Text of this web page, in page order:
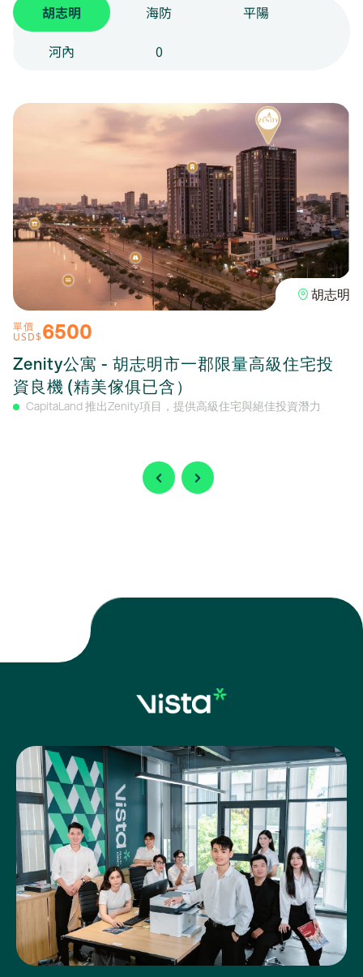
胡志明 海防
平陽
河內
0
胡志明
單價
USD$6500
Zenity公寓 - 胡志明市一郡限量高級住宅投
資良機 (精美傢俱已含）
CapitaLand 推出Zenity項目，提供高級住宅與絕佳投資潛力